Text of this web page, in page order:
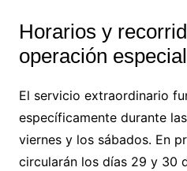
Horarios y
operación especial
El servicio extraordinario
específicamente durante
viernes y los sábados. En
circularán los días 29 y 30